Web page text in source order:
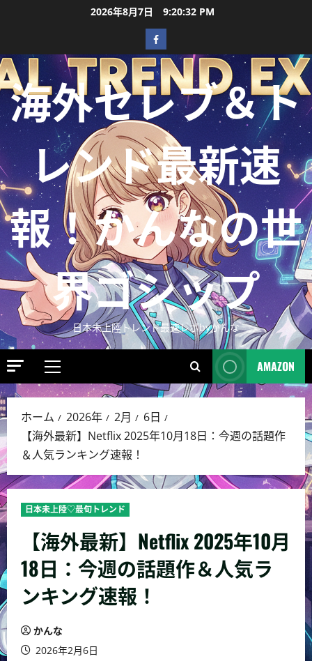
2026年8月7日 9:20:33 PM
海外セレブ＆ト
レンド最新速
報！かんなの世
界ゴシップ
日本未上陸トレンド最速レポbyかんな
AMAZON
ホーム 2026年 2月
6日
【海外最新】Netflix 2025年10月18日：今週の話題作
＆人気ランキング速報！
日本未上陸♡最旬トレンド
【海外最新】Netflix 2025年10月
18日：今週の話題作＆人気ラ
ンキング速報！
かんな
2026年2月6日